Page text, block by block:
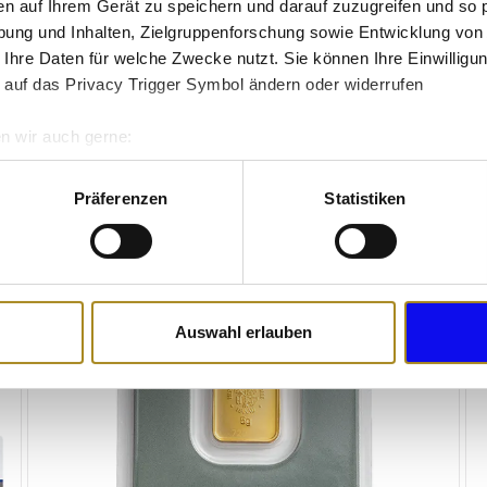
auf Ihrem Gerät zu speichern und darauf zuzugreifen und so
und Inhalten, Zielgruppenforschung sowie Entwicklung
Daten für welche Zwecke nutzt. Sie können Ihre
das Privacy Trigger Symbol ändern oder widerrufen
wir auch gerne:
geografische Lage erfassen, welche bis auf einige Meter
Scannen nach bestimmten Merkmalen (Fingerprinting)
Ihre persönlichen Daten verarbeitet werden, und legen Sie
und Anzeigen zu personalisieren, Funktionen für soziale
zu analysieren. Außerdem geben wir Informationen zu
Präferenzen Statistiken
Auswahl erlauben